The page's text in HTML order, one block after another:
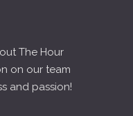
The Hour
on our team
and passion!